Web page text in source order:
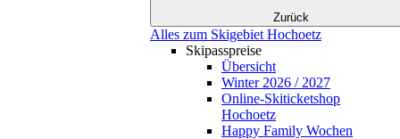
Zurück
Alles zum Skigebiet Hochoetz
Skipasspreise
Übersicht
Winter 2026 / 2027
Online-Skiticketshop
Hochoetz
Happy Family Wochen